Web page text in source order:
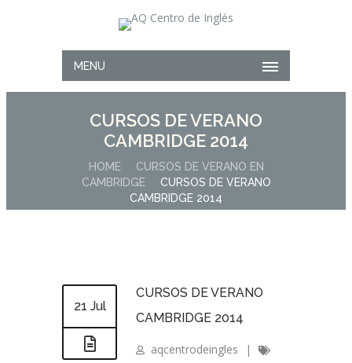
MENU
CURSOS DE VERANO
CAMBRIDGE 2014
HOME
CURSOS DE VERANO EN
CAMBRIDGE
CURSOS DE VERANO
CAMBRIDGE 2014
21 Jul
CURSOS DE VERANO
CAMBRIDGE 2014
aqcentrodeingles
|